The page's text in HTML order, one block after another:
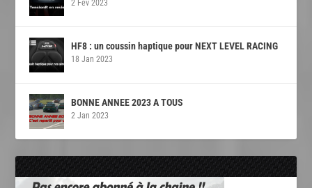
2 Fév 2023
HF8 : un coussin haptique pour NEXT LEVEL RACING
18 Jan 2023
BONNE ANNEE 2023 A TOUS
2 Jan 2023